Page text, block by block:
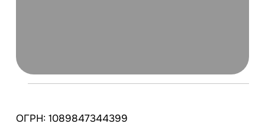
ОГРН: 1089847344399